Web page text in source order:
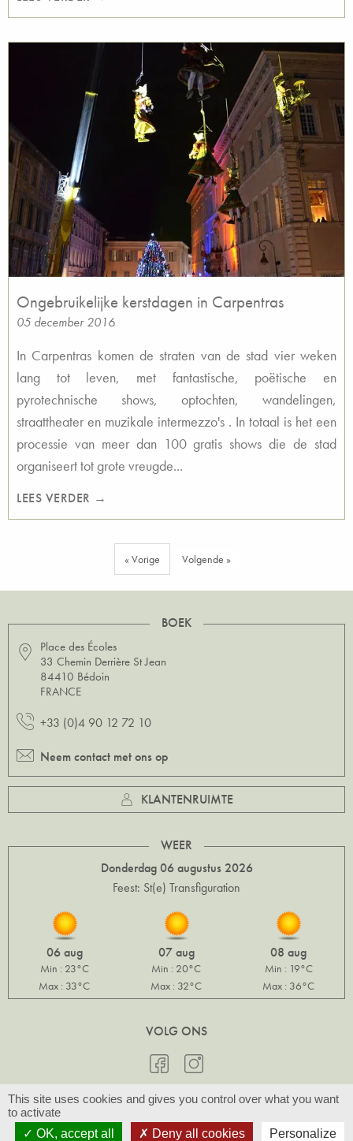
Ongebruikelijke kerstdagen in Carpentras
05 december 2016
In Carpentras komen de straten van de stad vier weken
lang tot leven, met fantastische, poëtische en
pyrotechnische shows, optochten, wandelingen,
straattheater en muzikale intermezzo's . In totaal is het een
processie van meer dan 100 gratis shows die de stad
organiseert tot grote vreugde...
LEES VERDER →
« Vorige Volgende »
BOEK
Place des Écoles
33 Chemin Derrière St Jean
84410 Bédoin
FRANCE
+33 (0)4 90 12 72 10
Neem contact met ons op
KLANTENRUIMTE
WEER
Donderdag 06 augustus 2026
Feest: St(e) Transfiguration
06 aug
Min : 23°C
Max : 33°C
07 aug
Min : 20°C
Max : 32°C
08 aug
Min : 19°C
Max : 36°C
VOLG ONS
© Slow Provence 2026 - Juridische vermeldingen & Fotocredits
Com-Océan/ABSYS Informatique
This site uses cookies and gives you control over what you want
to activate
OK, accept all
Deny all cookies Personalize